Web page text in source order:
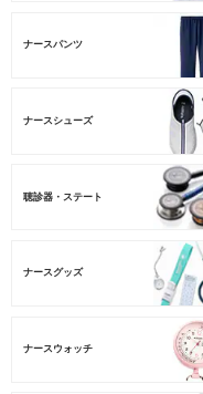
ナースパンツ
ナースシューズ
聴診器・ステート
ナースグッズ
ナースウォッチ